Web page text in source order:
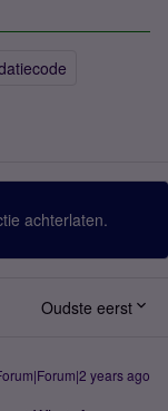
achterlaten.
Oudste eerst
years ago